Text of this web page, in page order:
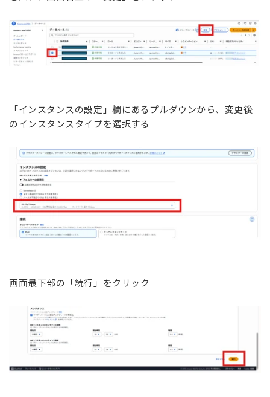
「インスタンスの設定」欄にあるプルダウンから、変更後
のインスタンスタイプを選択する
画面最下部の「続行」をクリック